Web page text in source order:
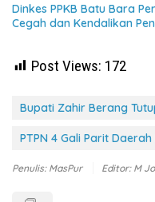
Dinkes PPKB Batu Bara
Cegah dan Kendalikan
Post Views: 172
Bupati Zahir Berang
PTPN 4 Gali Parit
Penulis: MasPur Editor: M